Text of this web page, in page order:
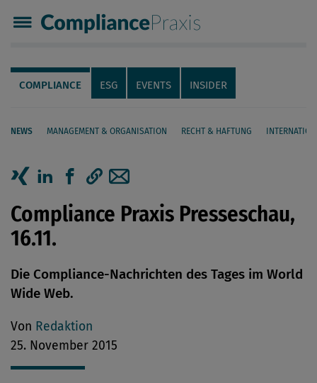
Compliance Praxis
Servicenavigation
Navigation
COMPLIANCE ESG EVENTS INSIDER
NEWS MANAGEMENT & ORGANISATION RECHT & HAFTUNG
Seiteninhalt
Artikel auf Xing teilen
Artikel auf linkedIn teilen
Artikel auf Facebook teilen
Artikellink kopieren
Artikel per Mail teilen
Compliance Praxis Presseschau,
16.11.
Die Compliance-Nachrichten des Tages im World
Wide Web.
Von Redaktion
25. November 2015